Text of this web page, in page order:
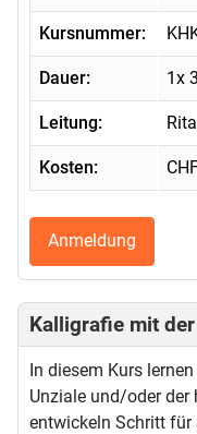
Kursnummer:
Dauer: 1x
Leitung:
Kosten:
Anmeldung
Kalligrafie mit
In diesem Kurs
Unziale und/oder
entwickeln Schritt für